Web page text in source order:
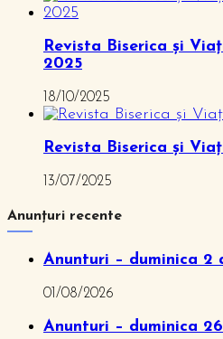
Revista Biserica și
2025
18/10/2025
Revista Biserica și
13/07/2025
Anunțuri recente
Anunturi – duminica 2
01/08/2026
Anunturi – duminica